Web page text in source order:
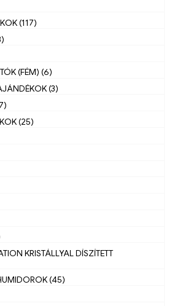
(117)
(FÉM) (6)
(3)
(25)
KRISTÁLLYAL DÍSZÍTETT
(45)